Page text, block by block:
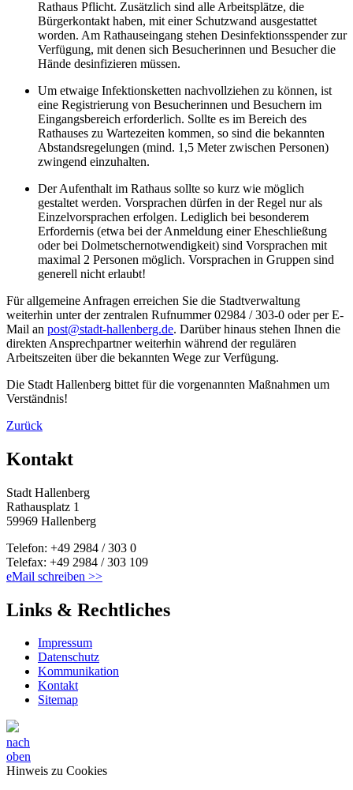
Rathaus Pflicht. Zusätzlich sind alle Arbeitsplätze, die
Bürgerkontakt haben, mit einer Schutzwand ausgestattet
worden. Am Rathauseingang stehen Desinfektionsspender zur
Verfügung, mit denen sich Besucherinnen und Besucher die
Hände desinfizieren müssen.
Um etwaige Infektionsketten nachvollziehen zu können, ist
eine Registrierung von Besucherinnen und Besuchern im
Eingangsbereich erforderlich. Sollte es im Bereich des
Rathauses zu Wartezeiten kommen, so sind die bekannten
Abstandsregelungen (mind. 1,5 Meter zwischen Personen)
zwingend einzuhalten.
Der Aufenthalt im Rathaus sollte so kurz wie möglich
gestaltet werden. Vorsprachen dürfen in der Regel nur als
Einzelvorsprachen erfolgen. Lediglich bei besonderem
Erfordernis (etwa bei der Anmeldung einer Eheschließung
oder bei Dolmetschernotwendigkeit) sind Vorsprachen mit
maximal 2 Personen möglich. Vorsprachen in Gruppen sind
generell nicht erlaubt!
Für allgemeine Anfragen erreichen Sie die Stadtverwaltung
weiterhin unter der zentralen Rufnummer 02984 / 303-0 oder per E-
Mail an post@​stadt-hallenberg.de. Darüber hinaus stehen Ihnen die
direkten Ansprechpartner weiterhin während der regulären
Arbeitszeiten über die bekannten Wege zur Verfügung.
Die Stadt Hallenberg bittet für die vorgenannten Maßnahmen um
Verständnis!
Zurück
Kontakt
Stadt Hallenberg
Rathausplatz 1
59969 Hallenberg
Telefon: +49 2984 / 303 0
Telefax: +49 2984 / 303 109
eMail schreiben >>
Links & Rechtliches
Impressum
Datenschutz
Kommunikation
Kontakt
Sitemap
nach
oben
Hinweis zu Cookies